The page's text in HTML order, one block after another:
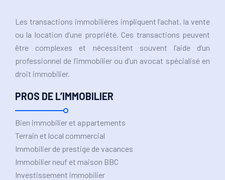
Les transactions immobilières impliquent l’achat, la vente
ou la location d’une propriété. Ces transactions peuvent
être complexes et nécessitent souvent l’aide d’un
professionnel de l’immobilier ou d’un avocat spécialisé en
droit immobilier.
PROS DE L’IMMOBILIER
Bien immobilier et appartements
Terrain et local commercial
Immobilier de prestige de vacances
Immobilier neuf et maison BBC
Investissement immobilier